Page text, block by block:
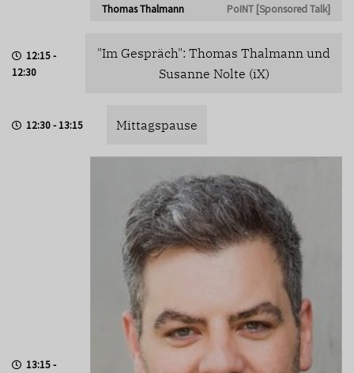
Thomas Thalmann PoINT [Sponsored Talk]
12:15 -
12:30
"Im Gespräch": Thomas Thalmann und
Susanne Nolte (iX)
12:30 - 13:15 Mittagspause
13:15 -